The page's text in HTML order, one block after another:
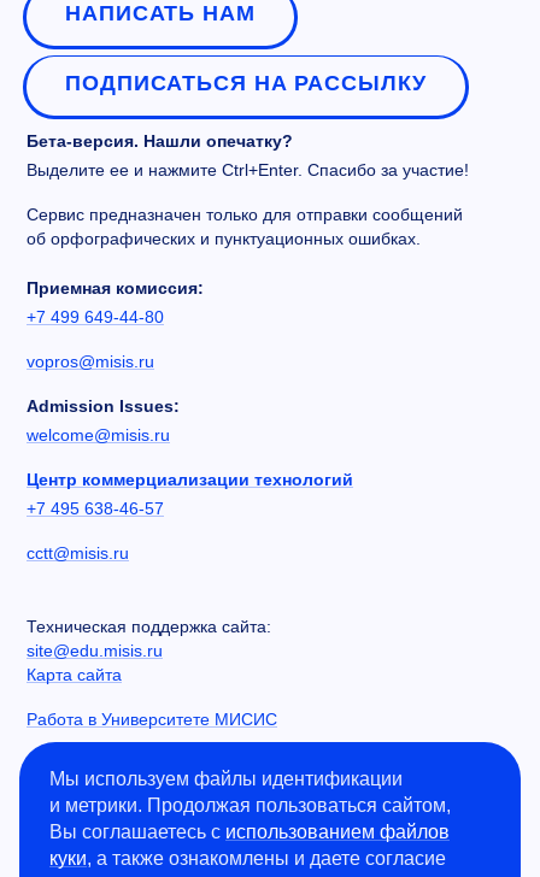
НАПИСАТЬ НАМ
ПОДПИСАТЬСЯ НА РАССЫЛКУ
Бета-версия. Нашли опечатку?
Выделите ее и нажмите Ctrl+Enter. Спасибо за участие!
Сервис предназначен только для отправки сообщений
об орфографических и пунктуационных ошибках.
Приемная комиссия:
+7 499 649-44-80
vopros@misis.ru
Admission Issues:
welcome@misis.ru
Центр коммерциализации технологий
+7 495 638-46-57
cctt@misis.ru
Техническая поддержка сайта:
site@edu.misis.ru
Карта сайта
Работа в Университете МИСИС
Сведения об образовательной организации
Информация о закупках
Противодействие коррупции
Политика конфиденциальности
Мы используем файлы идентификации
и метрики. Продолжая пользоваться сайтом,
Вы соглашаетесь с использованием файлов
куки, а также ознакомлены и даете согласие